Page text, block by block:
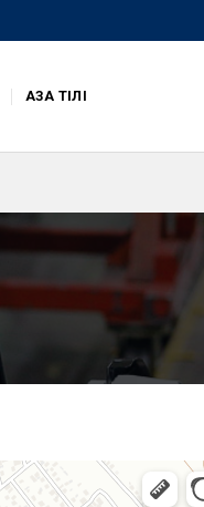
ҚАЗАҚ ТІЛІ